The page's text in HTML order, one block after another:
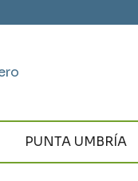
PUNTA UMBRÍA